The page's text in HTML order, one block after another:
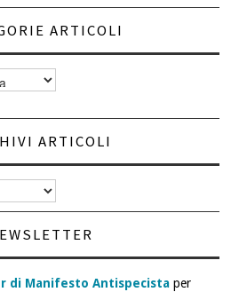
ARTICOLI
ARTICOLI
di Manifesto Antispecista per